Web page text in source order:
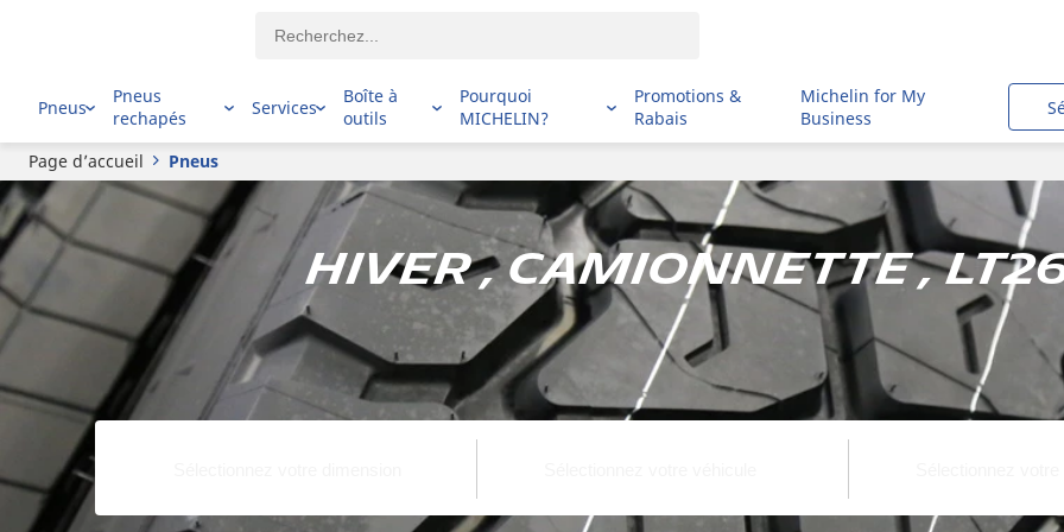
Pneus
Pneus
rechapés
Services
Boîte à
outils
Pourquoi
MICHELIN?
Promotions &
Rabais
Michelin for My
Business
Page d’accueil Pneus
Hiver , Camionnette ,